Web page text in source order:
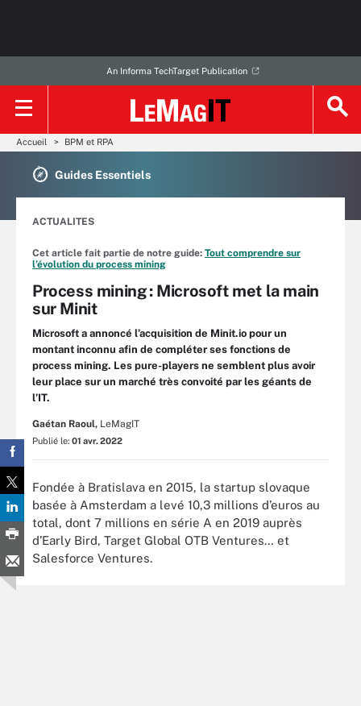
An Informa TechTarget Publication
Accueil BPM et RPA
Guides Essentiels
ACTUALITES
Cet article fait partie de notre guide: Tout comprendre sur
l’évolution du process mining
Process mining : Microsoft met la main
sur Minit
Microsoft a annoncé l’acquisition de Minit.io pour un
montant inconnu afin de compléter ses fonctions de
process mining. Les pure-players ne semblent plus avoir
leur place sur un marché très convoité par les géants de
l’IT.
Gaétan Raoul, LeMagIT
Publié le: 01 avr. 2022
Fondée à Bratislava en 2015, la startup slovaque
basée à Amsterdam a levé 10,3 millions d’euros au
total, dont 7 millions en série A en 2019 auprès
d’Early Bird, Target Global OTB Ventures… et
Salesforce Ventures.